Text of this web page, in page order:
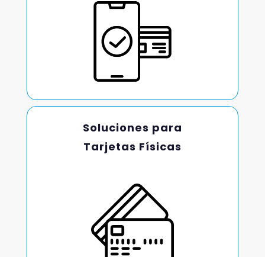
Soluciones para
Tarjetas Físicas